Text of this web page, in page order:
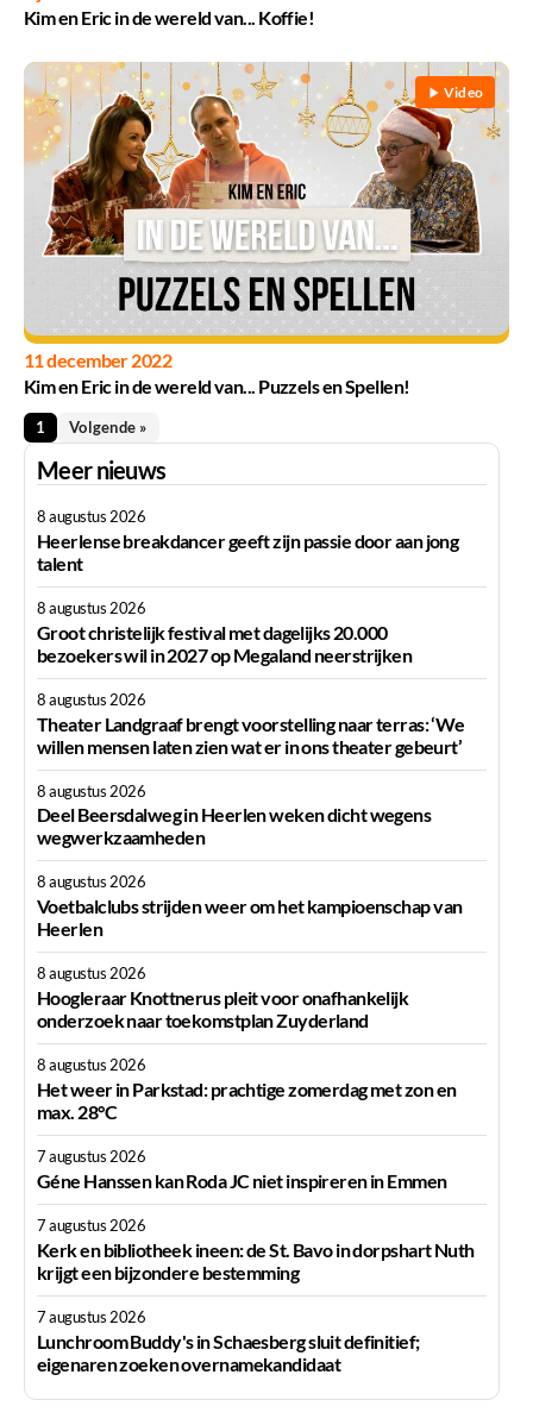
Kim en Eric in de wereld van... Koffie!
Video
11 december 2022
Kim en Eric in de wereld van... Puzzels en Spellen!
1 Volgende »
Meer nieuws
8 augustus 2026
Heerlense breakdancer geeft zijn passie door aan jong
talent
8 augustus 2026
Groot christelijk festival met dagelijks 20.000
bezoekers wil in 2027 op Megaland neerstrijken
8 augustus 2026
Theater Landgraaf brengt voorstelling naar terras: ‘We
willen mensen laten zien wat er in ons theater gebeurt’
8 augustus 2026
Deel Beersdalweg in Heerlen weken dicht wegens
wegwerkzaamheden
8 augustus 2026
Voetbalclubs strijden weer om het kampioenschap van
Heerlen
8 augustus 2026
Hoogleraar Knottnerus pleit voor onafhankelijk
onderzoek naar toekomstplan Zuyderland
8 augustus 2026
Het weer in Parkstad: prachtige zomerdag met zon en
max. 28°C
7 augustus 2026
Géne Hanssen kan Roda JC niet inspireren in Emmen
7 augustus 2026
Kerk en bibliotheek ineen: de St. Bavo in dorpshart Nuth
krijgt een bijzondere bestemming
7 augustus 2026
Lunchroom Buddy's in Schaesberg sluit definitief;
eigenaren zoeken overnamekandidaat